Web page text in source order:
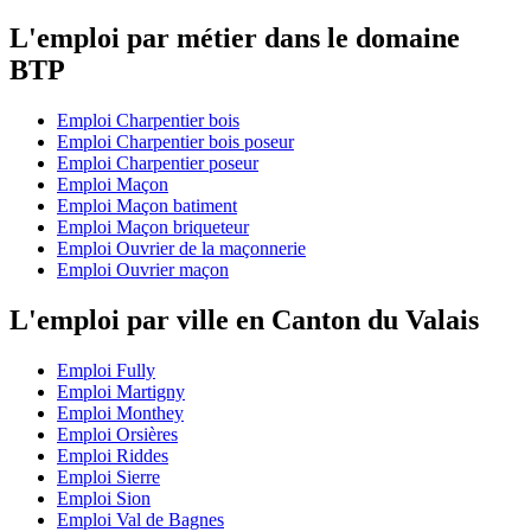
L'emploi par métier dans le domaine
BTP
Emploi Charpentier bois
Emploi Charpentier bois poseur
Emploi Charpentier poseur
Emploi Maçon
Emploi Maçon batiment
Emploi Maçon briqueteur
Emploi Ouvrier de la maçonnerie
Emploi Ouvrier maçon
L'emploi par ville en Canton du Valais
Emploi Fully
Emploi Martigny
Emploi Monthey
Emploi Orsières
Emploi Riddes
Emploi Sierre
Emploi Sion
Emploi Val de Bagnes